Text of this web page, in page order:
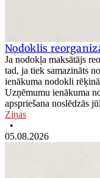
Nodoklis
Ja nodokļa maksātājs
tad, ja tiek samazināts
ienākuma nodokli
Uzņēmumu ienākuma
apspriešana noslēdzās
Ziņas
•
05.08.2026